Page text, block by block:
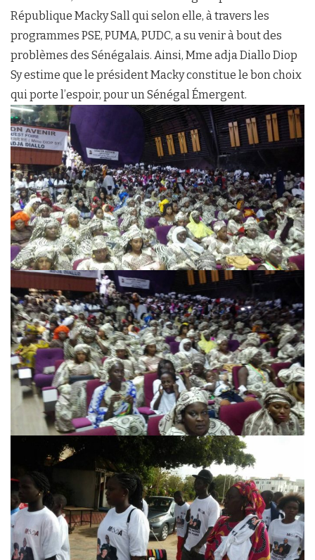
République Macky Sall qui selon elle, à travers les
programmes PSE, PUMA, PUDC, a su venir à bout des
problèmes des Sénégalais. Ainsi, Mme adja Diallo Diop
Sy estime que le président Macky constitue le bon choix
qui porte l’espoir, pour un Sénégal Émergent.